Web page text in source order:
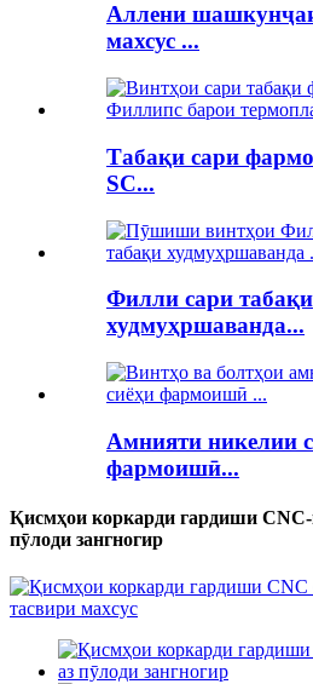
Аллени
махсус ...
Табақи сари
SC...
Филли сари табақи
худмуҳршаванда...
Амнияти никелии
фармоишӣ...
Қисмҳои коркарди гардиши
пӯлоди зангногир